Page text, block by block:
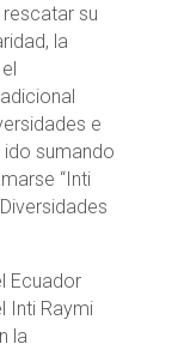
su
la
e
ido sumando
“Inti
Ecuador
Inti Raymi
la